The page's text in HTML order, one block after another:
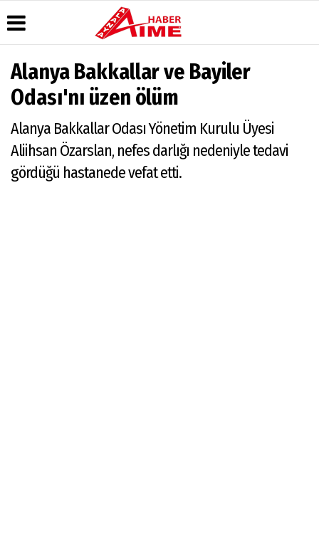
Üye Paneli
Haber
Dergi
Arşivi
Günün
Haberleri
Durumu
Gazete
Manşetleri
Anketler
Biyografiler
Video
Galeri
Foto
Moovit
Alanya-
Gazipaşa
Alanya Bakkallar ve Bayiler
Odası'nı üzen ölüm
Alanya Bakkallar Odası Yönetim Kurulu Üyesi
Aliihsan Özarslan, nefes darlığı nedeniyle tedavi
gördüğü hastanede vefat etti.